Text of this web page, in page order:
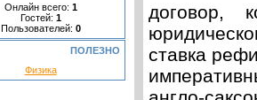
Онлайн всего: 1
Гостей: 1
Пользователей: 0
ПОЛЕЗНО
Физика
договор,
ставка